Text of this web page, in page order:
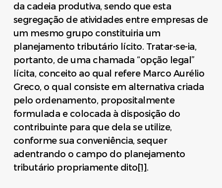
da cadeia produtiva, sendo que esta
segregação de atividades entre empresas de
um mesmo grupo constituiria um
planejamento tributário lícito. Tratar-se-ia,
portanto, de uma chamada “opção legal”
lícita, conceito ao qual refere Marco Aurélio
Greco, o qual consiste em alternativa criada
pelo ordenamento, propositalmente
formulada e colocada à disposição do
contribuinte para que dela se utilize,
conforme sua conveniência, sequer
adentrando o campo do planejamento
tributário propriamente dito[1].